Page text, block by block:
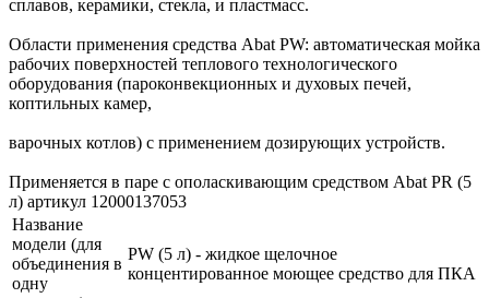
сплавов, керамики, стекла, и пластмасс.
Области применения средства Abat PW: автоматическая мойка
рабочих поверхностей теплового технологического
оборудования (пароконвекционных и духовых печей,
коптильных камер,
варочных котлов) с применением дозирующих устройств.
Применяется в паре с ополаскивающим средством Abat PR (5
л) артикул 12000137053
Название
модели (для
объединения в
одну
PW (5 л) - жидкое щелочное
концентированное моющее средство для ПКА